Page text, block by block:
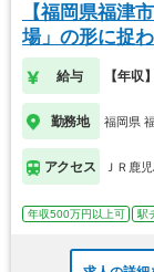
【福岡県福津
場」の形に捉
す
給与 【年収
勤務地 福岡県
アクセス ＪＲ鹿
年収500万円以上可 駅